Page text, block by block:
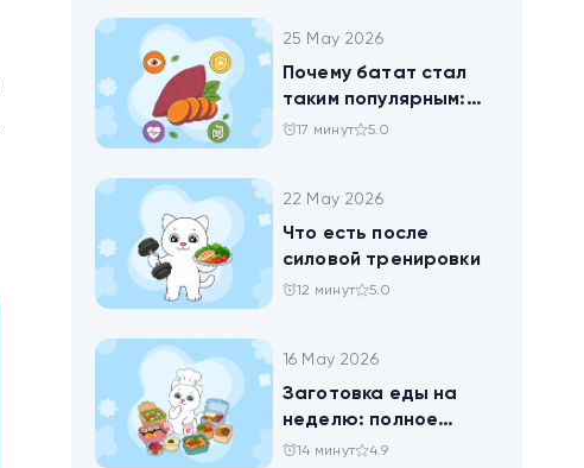
25 May 2026
Почему батат стал
таким популярным:
всё о пользе
17 минут 5.0
22 May 2026
Что есть после
силовой тренировки
12 минут 5.0
16 May 2026
Заготовка еды на
неделю: полное
руководство для
14 минут 4.9